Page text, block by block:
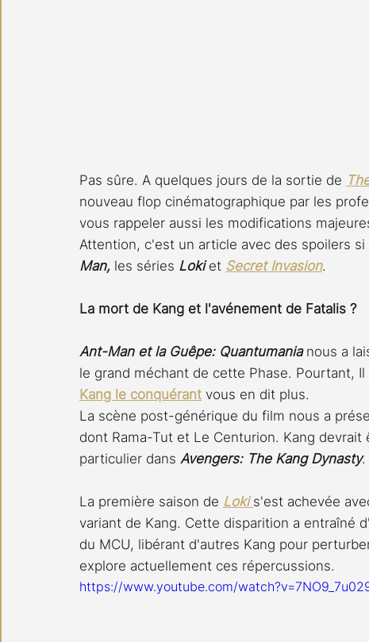
Pas sûre. A quelques jours de la sortie de
nouveau flop cinématographique par les
vous rappeler aussi les modifications
Attention, c'est un article avec des spoilers
Man, les séries Loki et Secret Invasion.
La mort de Kang et l'avénement de Fatalis ?
Ant-Man et la Guêpe: Quantumania nous a
le grand méchant de cette Phase. Pourtant,
Kang le conquérant vous en dit plus.
La scène post-générique du film nous a
dont Rama-Tut et Le Centurion. Kang
particulier dans Avengers: The Kang Dynasty.
La première saison de Loki s'est achevée
variant de Kang. Cette disparition a entraîné
du MCU, libérant d'autres Kang pour
explore actuellement ces répercussions.
https://www.youtube.com/